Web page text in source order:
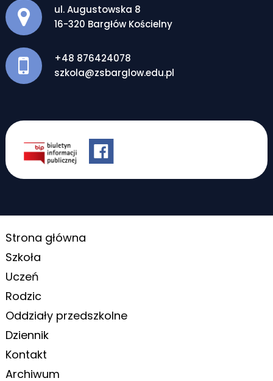
Adres pocztowy:
ul. Augustowska 8
16-320 Bargłów Kościelny
+48 876424078
szkola@zsbarglow.edu.pl
Strona główna
Szkoła
Uczeń
Rodzic
Oddziały przedszkolne
Dziennik
Kontakt
Archiwum